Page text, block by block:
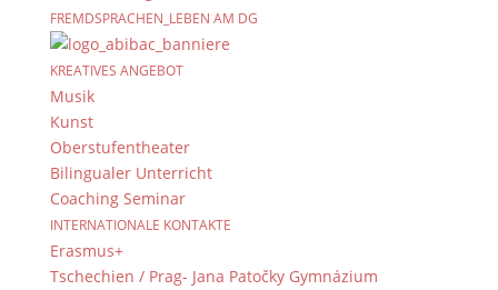
FREMDSPRACHEN_LEBEN AM DG
KREATIVES ANGEBOT
Musik
Kunst
Oberstufentheater
Bilingualer Unterricht
Coaching Seminar
INTERNATIONALE KONTAKTE
Erasmus+
Tschechien / Prag- Jana Patočky Gymnázium